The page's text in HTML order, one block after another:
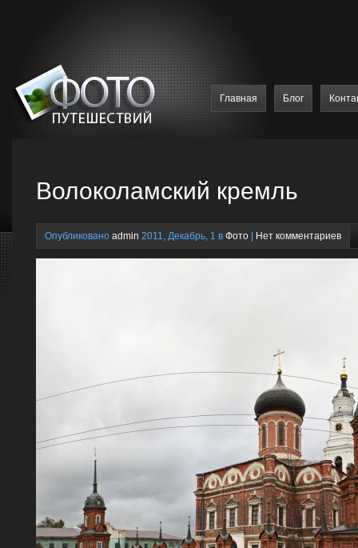
Главная Блог
Волоколамский кремль
Опубликовано admin 2011, Декабрь, 1 в Фото Нет комментариев